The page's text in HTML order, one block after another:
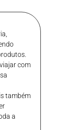
com
também
a